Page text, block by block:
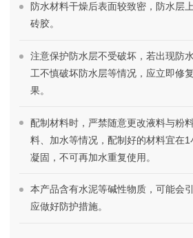
防水材料干燥后表面较致密，防水层
砖胶。
注意保护防水层不受破坏，若出现防
工不慎破坏防水层等情况，应立即修
果。
配制材料时，严禁随意更改液料与粉
料、加水等情况，配制好的材料宜在
凝固，不可再加水重复使用。
本产品含有水泥等碱性物质，可能会
应做好防护措施。